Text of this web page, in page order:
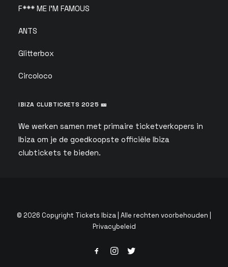
F*** ME I'M FAMOUS
ANTS
Glitterbox
Circoloco
IBIZA CLUBTICKETS 2025 🎫
We werken samen met primaire ticketverkopers in
Ibiza om je de goedkoopste officiële Ibiza
clubtickets te bieden.
© 2026 Copyright Tickets Ibiza | Alle rechten voorbehouden |
Privacybeleid